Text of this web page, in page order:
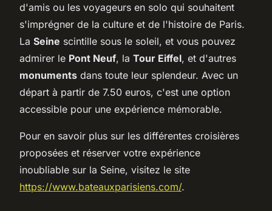
d'amis ou les voyageurs en solo qui souhaitent
s'imprégner de la culture et de l'histoire de Paris.
La Seine scintille sous le soleil, et vous pouvez
admirer le Pont Neuf, la Tour Eiffel, et d'autres
monuments dans toute leur splendeur. Avec un
départ à partir de 7.50 euros, c'est une option
accessible pour une expérience mémorable.
Pour en savoir plus sur les différentes croisières
proposées et réserver votre expérience
inoubliable sur la Seine, visitez le site
https://www.bateauxparisiens.com/.